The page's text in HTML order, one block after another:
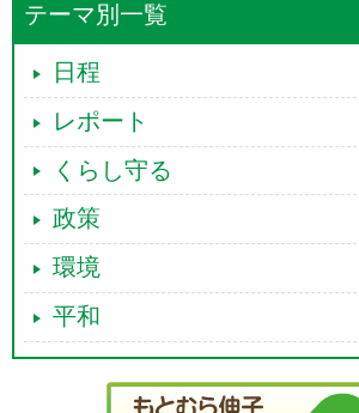
テーマ別一覧
日程
レポート
くらし守る
政策
環境
平和